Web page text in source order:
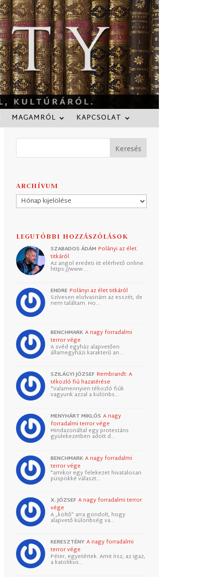
MAGAMRÓL KAPCSOLAT
ARCHÍVUM
Archívum
LEGUTÓBBI HOZZÁSZÓLÁSOK
SZABADOS ÁDÁM Polányi az élet
titkáról
Az angol eredeti itt elérhető online:
https://www.…
ENDRE Polányi az élet titkáról
Szívesen elolvasnám az esszét, de
nem találtam. Ho…
BENCHMARK A nagy forradalmi
terror vége
A svéd egyház alapvetően
államegyházi karakterű an…
SZILÁGYI JÓZSEF Rembrandt: A
tékozló fiú hazatérése
"Valamennyien tékozló fiúk
vagyunk azzal a különbs…
MENYHÁRT MIKLÓS A nagy
forradalmi terror vége
Mindazonáltal egy protestáns
gyülekezetben adott d…
BENCHMARK A nagy forradalmi
terror vége
"amikor egy felekezet hivatalosan
püspökké választ…
X. JÓZSEF A nagy forradalmi terror
vége
A „költő” arra gondolt, hogy
alapvető különbség va…
KERESZTÉNY A nagy forradalmi
terror vége
Péter, egyetértek. Amit írsz, az igaz,
a katolikus…